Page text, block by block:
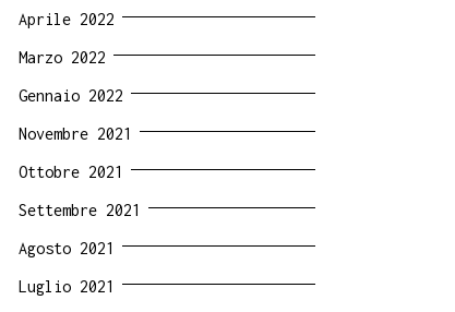
Aprile 2022
Marzo 2022
Gennaio 2022
Novembre 2021
Ottobre 2021
Settembre 2021
Agosto 2021
Luglio 2021